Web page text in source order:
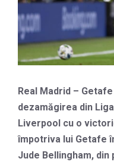
Real Madrid –
dezamăgirea din
Liverpool cu o
împotriva lui Getafe
Jude Bellingham, din